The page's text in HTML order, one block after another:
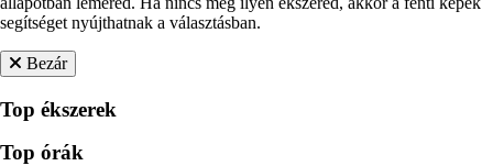
segítséget nyújthatnak a választásban.
Bezár
Top ékszerek
Top órák